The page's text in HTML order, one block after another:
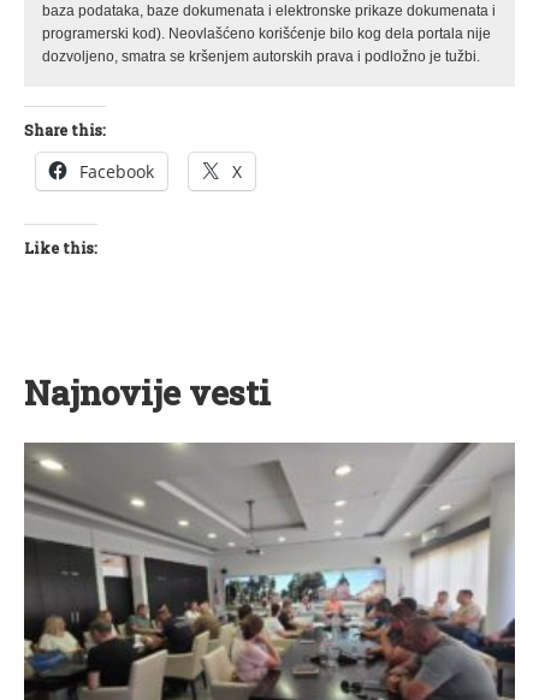
baza podataka, baze dokumenata i elektronske prikaze dokumenata i
programerski kod). Neovlašćeno korišćenje bilo kog dela portala nije
dozvoljeno, smatra se kršenjem autorskih prava i podložno je tužbi.
Share this:
Facebook X
Like this:
Najnovije vesti